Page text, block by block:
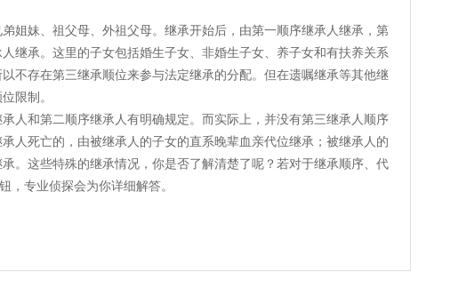
姐妹、祖父母、外祖父母。继承开始后，由第一顺序继承人继承，第
继承。这里的子女包括婚生子女、非婚生子女、养子女和有扶养关系
不存在第三继承顺位来参与法定继承的分配。但在遗嘱继承等其他继
限制。
人和第二顺序继承人有明确规定。而实际上，并没有第三继承人顺序
人死亡的，由被继承人的子女的直系晚辈血亲代位继承；被继承人的
。这些特殊的继承情况，你是否了解清楚了呢？若对于继承顺序、代
，专业侦探会为你详细解答。